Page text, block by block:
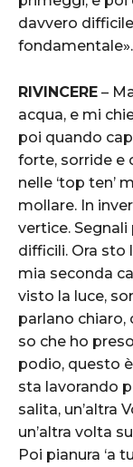
davvero
fondamentale».
RIVINCERE –
acqua, e mi
poi quando
forte, sorride e
nelle ‘top ten’
mollare. In
vertice.
difficili. Ora sto
mia seconda
visto la luce,
parlano chiaro,
so che ho
podio, questo
sta lavorando
salita, un’altra
un’altra volta
Poi pianura ‘a